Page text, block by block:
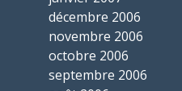
décembre 2006
novembre 2006
octobre 2006
septembre 2006